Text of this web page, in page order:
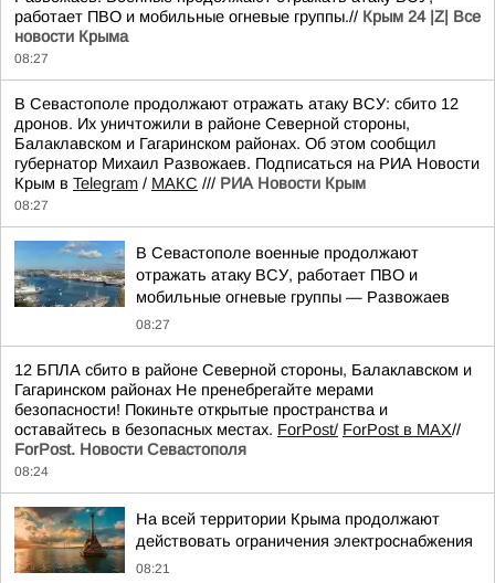
работает ПВО и мобильные огневые группы.// Крым 24 |Z| Все
новости Крыма
08:27
В Севастополе продолжают отражать атаку ВСУ: сбито 12
дронов. Их уничтожили в районе Северной стороны,
Балаклавском и Гагаринском районах. Об этом сообщил
губернатор Михаил Развожаев. Подписаться на РИА Новости
Крым в Telegram / МАКС /// РИА Новости Крым
08:27
В Севастополе военные продолжают
отражать атаку ВСУ, работает ПВО и
мобильные огневые группы — Развожаев
08:27
12 БПЛА сбито в районе Северной стороны, Балаклавском и
Гагаринском районах Не пренебрегайте мерами
безопасности! Покиньте открытые пространства и
оставайтесь в безопасных местах. ForPost/ ForPost в MAX//
ForPost. Новости Севастополя
08:24
На всей территории Крыма продолжают
действовать ограничения электроснабжения
08:21